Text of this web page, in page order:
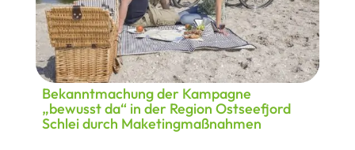
Bekanntmachung der Kampagne
„bewusst da“ in der Region Ostseefjord
Schlei durch Maketingmaßnahmen